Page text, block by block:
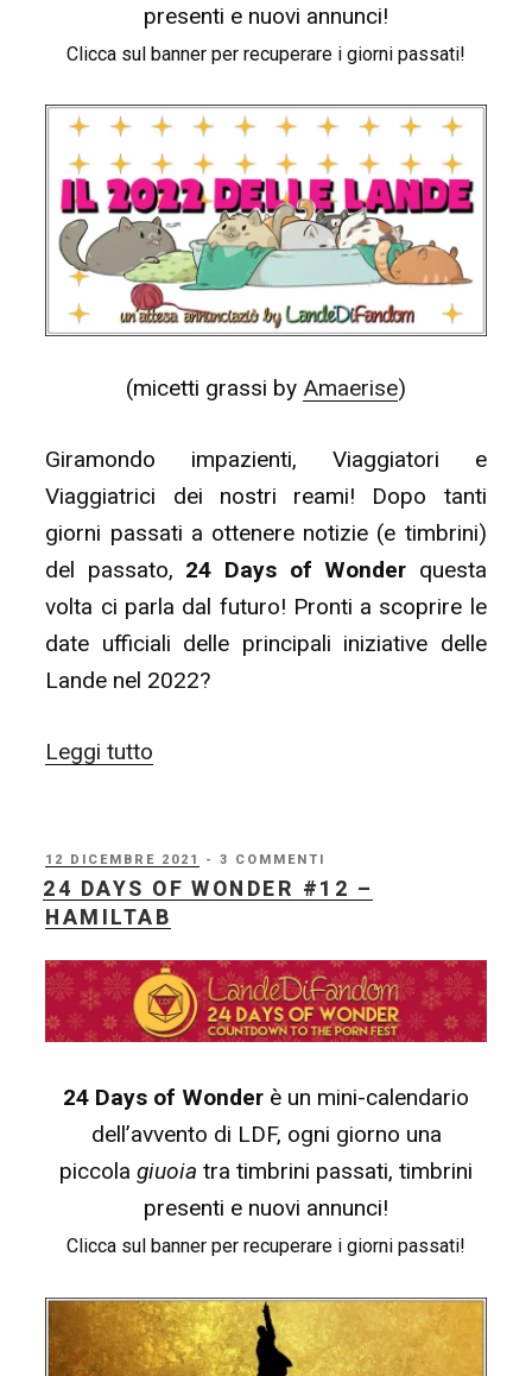
presenti e nuovi annunci!
Clicca sul banner per recuperare i giorni passati!
(micetti grassi by Amaerise)
Giramondo impazienti, Viaggiatori e
Viaggiatrici dei nostri reami! Dopo tanti
giorni passati a ottenere notizie (e timbrini)
del passato, 24 Days of Wonder questa
volta ci parla dal futuro! Pronti a scoprire le
date ufficiali delle principali iniziative delle
Lande nel 2022?
Leggi tutto
Wonder
#16
–
Il
2022
delle
Lande!”
PUBBLICATO
IL
12 DICEMBRE 2021 - 3 COMMENTI
24 DAYS OF WONDER #12 –
HAMILTAB
24 Days of Wonder è un mini-calendario
dell’avvento di LDF, ogni giorno una
piccola giuoia tra timbrini passati, timbrini
presenti e nuovi annunci!
Clicca sul banner per recuperare i giorni passati!